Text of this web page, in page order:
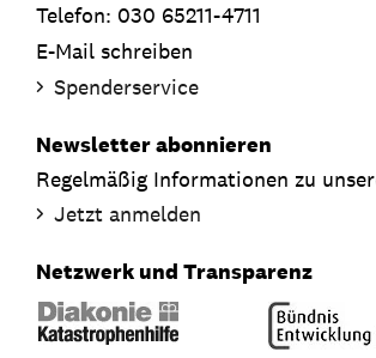
Telefon: 030 65211-4711
E-Mail schreiben
Spenderservice
Newsletter abonnieren
Regelmäßig Informationen zu
Jetzt anmelden
Netzwerk und Transparenz